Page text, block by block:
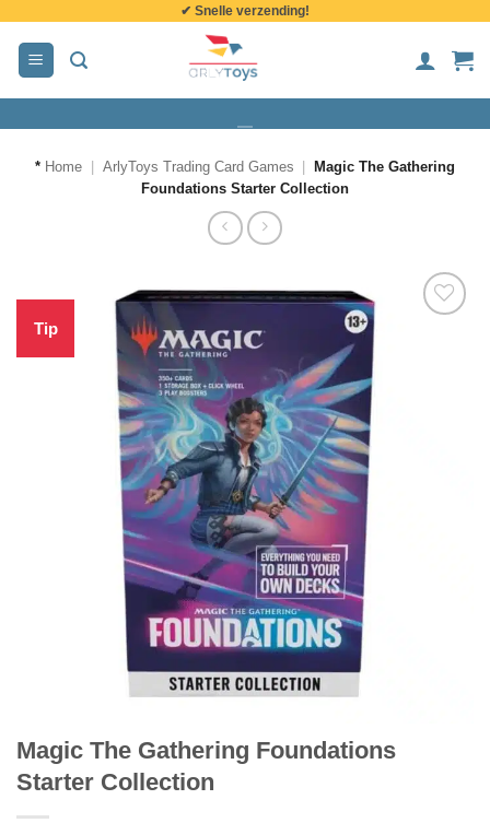
inhoud
✔ Snelle verzending!
* Home ArlyToys Trading Card Games
Magic The Gathering
Foundations Starter Collection
Tip
Magic The Gathering Foundations
Starter Collection